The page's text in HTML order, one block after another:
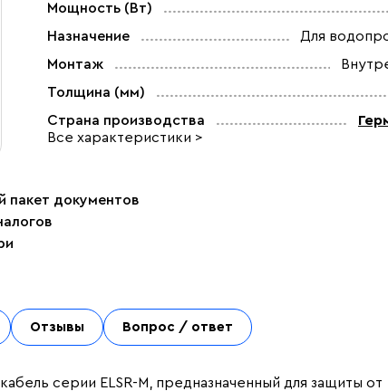
Мощность (Вт)
Назначение
Для
Монтаж
Толщина (мм)
Страна производства
Все характеристики >
пакет документов
Отзывы Вопрос / ответ
серии ELSR-M, предназначенный для защиты от